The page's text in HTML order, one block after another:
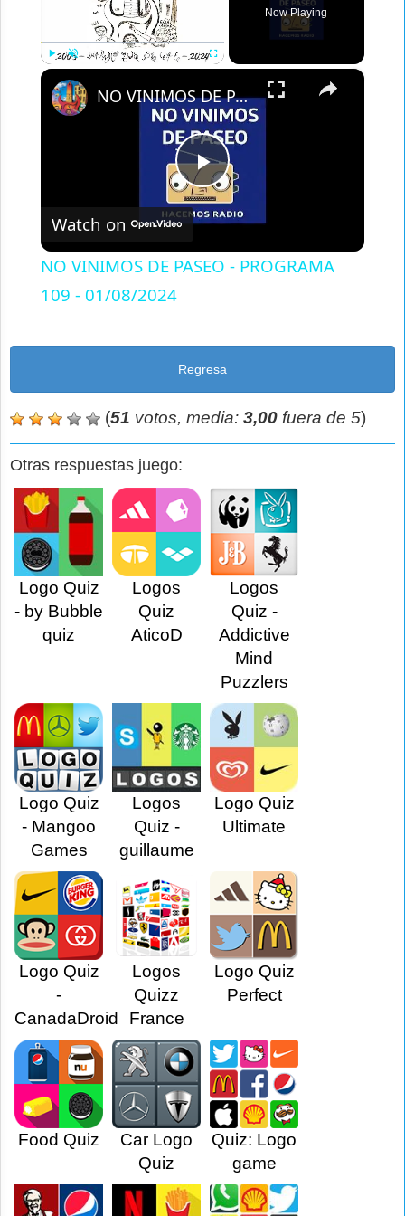
Now Playing
×
Play
NO VINIMOS DE PASEO - PROGRAMA 109 - 01/08/2024
Watch on
NO VINIMOS DE PASEO - PROGRAMA
109 - 01/08/2024
Regresa
(51 votos, media: 3,00 fuera de 5)
Otras respuestas juego:
Logo Quiz
- by Bubble
quiz
Logos
Quiz
AticoD
Logos
Quiz -
Addictive
Mind
Puzzlers
Logo Quiz
- Mangoo
Games
Logos
Quiz -
guillaume
Logo Quiz
Ultimate
Logo Quiz
-
CanadaDroid
Logos
Quizz
France
Logo Quiz
Perfect
Food Quiz
Car Logo
Quiz
Quiz: Logo
game